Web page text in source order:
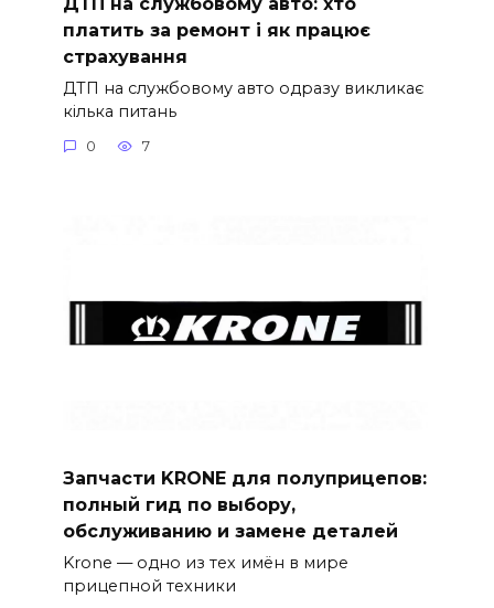
платить за ремонт і як працює
страхування
ДТП на службовому авто одразу викликає
кілька питань
0 7
Запчасти KRONE для полуприцепов:
полный гид по выбору,
обслуживанию и замене деталей
Krone — одно из тех имён в мире
прицепной техники